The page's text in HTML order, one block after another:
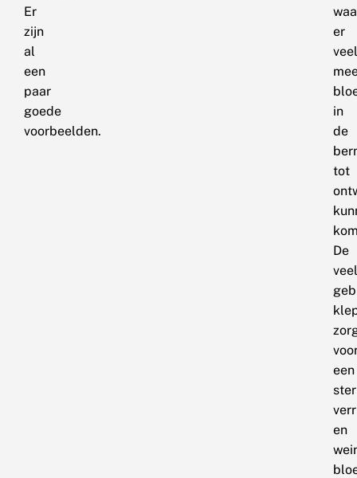
Er
zijn
al
een
paar
goede
voorbeelden.
er
veel
in
de
tot
De
veel
een
en